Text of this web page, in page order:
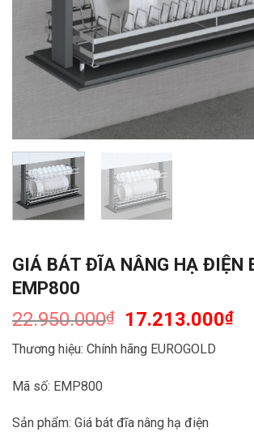
GIÁ BÁT ĐĨA NÂNG HẠ ĐIỆN
EMP800
22.950.000₫ 17.213.000₫
Thương hiệu: Chính hãng EUROGOLD
Mã số: EMP800
Sản phẩm: Giá bát đĩa nâng hạ điện